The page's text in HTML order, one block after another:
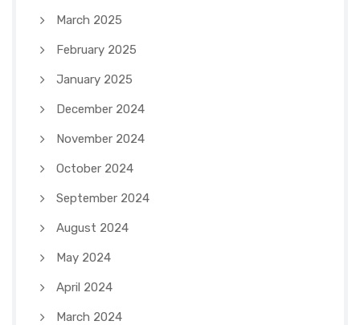
March 2025
February 2025
January 2025
December 2024
November 2024
October 2024
September 2024
August 2024
May 2024
April 2024
March 2024